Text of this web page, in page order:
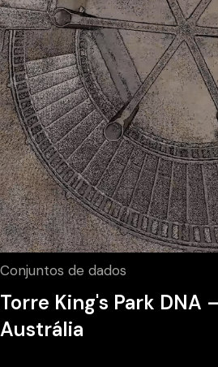
Conjuntos de dados
Torre King's Park DNA
Austrália